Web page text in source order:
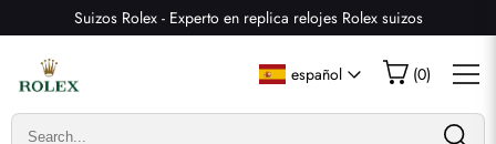
Suizos Rolex - Experto en replica relojes Rolex suizos
español (0)
Escribir una reseña
Solo los clientes que hayan comprado este artículo pueden
dejar una reseña.